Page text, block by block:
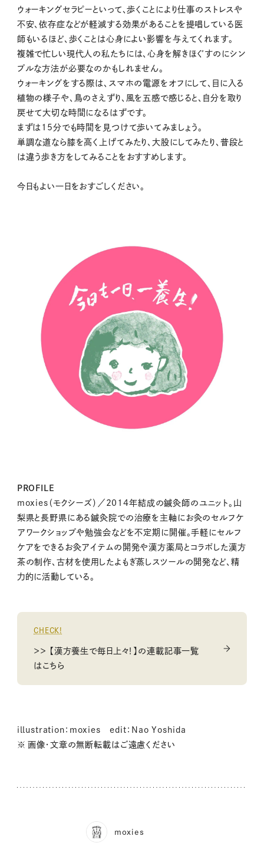
ウォーキングセラピーといって、歩くことにより仕事のストレスや
不安、依存症などが軽減する効果があることを提唱している医
師もいるほど、歩くことは心身によい影響を与えてくれます。
複雑で忙しい現代人の私たちには、心身を解きほぐすのにシン
プルな方法が必要なのかもしれません。
ウォーキングをする際は、スマホの電源をオフにして、目に入る
植物の様子や、鳥のさえずり、風を五感で感じると、自分を取り
戻せて大切な時間になるはずです。
まずは15分でも時間を見つけて歩いてみましょう。
単調な道なら膝を高く上げてみたり、大股にしてみたり、普段と
は違う歩き方をしてみることをおすすめします。
今日もよい一日をおすごしください。
PROFILE
moxies（モクシーズ）／2014年結成の鍼灸師のユニット。山
梨県と長野県にある鍼灸院での治療を主軸にお灸のセルフケ
アワークショップや勉強会などを不定期に開催。手軽にセルフ
ケアをできるお灸アイテムの開発や漢方薬局とコラボした漢方
茶の制作、古材を使用したよもぎ蒸しスツールの開発など、精
力的に活動している。
CHECK!
＞＞ 【漢方養生で毎日上々！】の連載記事一覧
はこちら
illustration：moxies edit：Nao Yoshida
※ 画像・文章の無断転載はご遠慮ください
moxies